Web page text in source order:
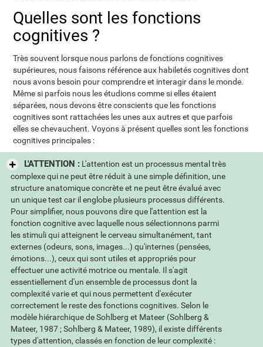
Quelles sont les fonctions
cognitives ?
Très souvent lorsque nous parlons de fonctions cognitives
supérieures, nous faisons référence aux habiletés cognitives dont
nous avons besoin pour comprendre et interagir dans le monde.
Même si parfois nous les étudions comme si elles étaient
séparées, nous devons être conscients que les fonctions
cognitives sont rattachées les unes aux autres et que parfois
elles se chevauchent. Voyons à présent quelles sont les fonctions
cognitives principales :
L'ATTENTION :L'attention est un processus mental très
complexe qui ne peut être réduit à une simple définition, une
structure anatomique concrète et ne peut être évalué avec
un unique test car il englobe plusieurs processus différents.
Pour simplifier, nous pouvons dire que l'attention est la
fonction cognitive avec laquelle nous sélectionnons parmi
les stimuli qui atteignent le cerveau simultanément, tant
externes (odeurs, sons, images...) qu'internes (pensées,
émotions...), ceux qui sont utiles et appropriés pour
effectuer une activité motrice ou mentale. Il s'agit
essentiellement d'un ensemble de processus dont la
complexité varie et qui nous permettent d'exécuter
correctement le reste des fonctions cognitives. Selon le
modèle hiérarchique de Sohlberg et Mateer (Sohlberg &
Mateer, 1987 ; Sohlberg & Mateer, 1989), il existe différents
types d'attention, classés en fonction de leur complexité :